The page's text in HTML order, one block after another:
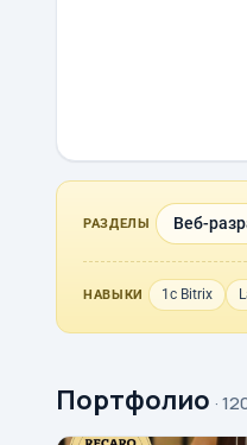
РАЗДЕЛЫ Веб-
НАВЫКИ 1с Bitrix
Портфолио ·